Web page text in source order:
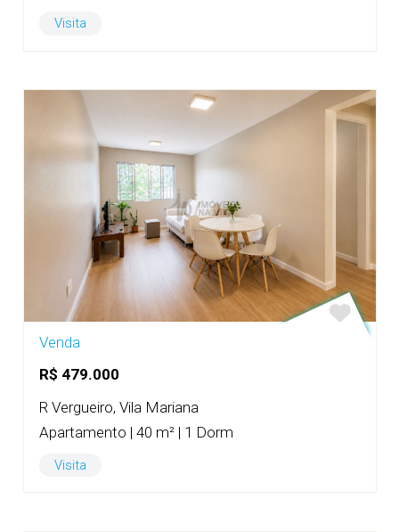
Visita
Venda
R$ 479.000
R Vergueiro, Vila Mariana
Apartamento | 40 m² | 1 Dorm
Visita